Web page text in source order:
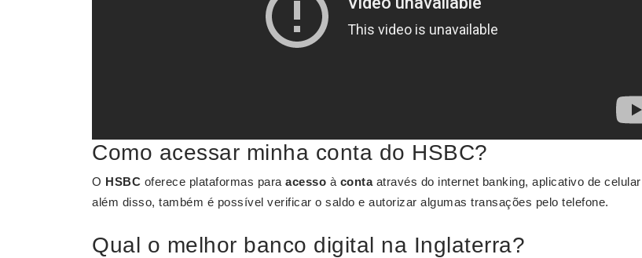
Como acessar minha conta do HSBC?
O HSBC oferece plataformas para acesso à contaatravés do internet banking, aplicativo de
além disso, também é possível verificar o saldo e autorizar algumas transações pelo telefone.
Qual o melhor banco digital na Inglaterra?